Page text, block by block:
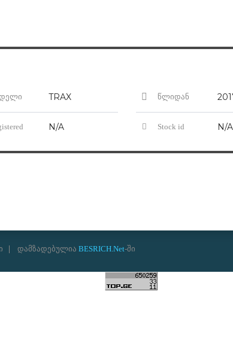
TRAX წლიდან
N/A Stock id N/A
დამზადებულია BESRICH.Net-ში